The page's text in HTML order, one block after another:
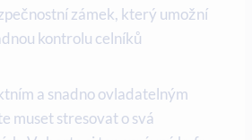
zámek, který umožní
kontrolu celníků
a snadno ovladatelným
muset stresovat o svá